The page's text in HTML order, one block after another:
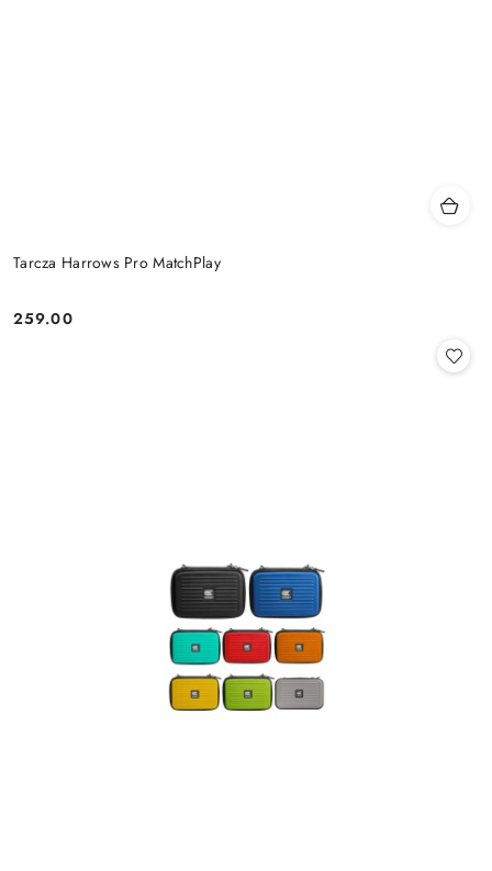
Tarcza Harrows Pro MatchPlay
Cena:
259.00